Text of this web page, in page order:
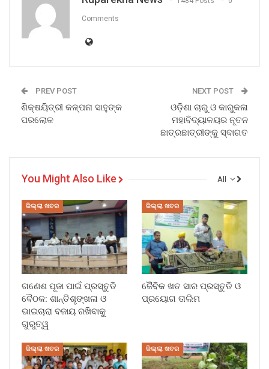
Comments
PREV POST
ଶିକ୍ଷୟିତ୍ରୀ କଳ୍ପନା ସାହୁଙ୍କ
ପରଲୋକ
NEXT POST
ଓଡ଼ିଶା ଚାରୁ ଓ କାରୁକଳା
ମହାବିଦ୍ୟାଳୟର ନୂତନ
ଛାତ୍ରଛାତ୍ରୀଙ୍କୁ ସ୍ବାଗତ
All
You Might Also Like
ଜିଲ୍ଲା ଖବର
ଗଣେଶ ପୂଜା ପାଇଁ ପ୍ରସ୍ତୁତି
ବୈଠକ: ଶାନ୍ତିଶୃଙ୍ଖଳା ଓ
ଭାଇଚାରା ବଜାୟ ରଖିବାକୁ
ଗୁରୁତ୍ୱ
ଜିଲ୍ଲା ଖବର
ଜୈବିକ ଖତ ସାର ପ୍ରସ୍ତୁତି ଓ
ପ୍ରୟୋଗ ତାଲିମ
ଜିଲ୍ଲା ଖବର ଜିଲ୍ଲା ଖବର